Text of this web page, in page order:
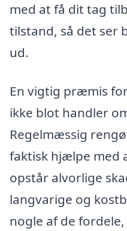
med at få dit tag
tilstand, så det ser
ud.
En vigtig præmis
ikke blot handler
Regelmæssig
faktisk hjælpe med
opstår alvorlige
langvarige og
nogle af de